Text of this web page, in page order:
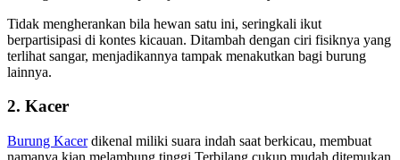
Tidak mengherankan bila hewan satu ini, seringkali ikut
berpartisipasi di kontes kicauan. Ditambah dengan ciri fisiknya yang
terlihat sangar, menjadikannya tampak menakutkan bagi burung
lainnya.
2. Kacer
Burung Kacerdikenal miliki suara indah saat berkicau, membuat
namanya kian melambung tinggi Terbilang cukup mudah ditemukan